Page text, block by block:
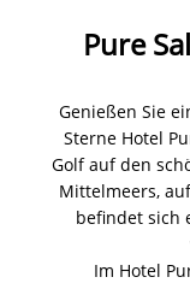
Pure
Genießen Sie
Sterne Hotel
Golf auf den
Mittelmeers,
befindet sich
Im Hotel